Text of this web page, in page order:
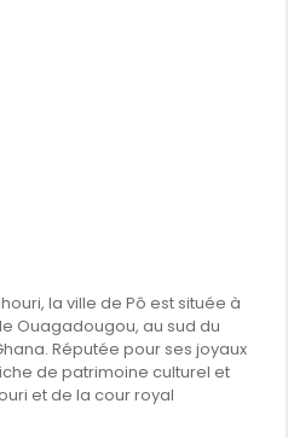
la ville de Pô est située à
Ouagadougou, au sud du
Réputée pour ses joyaux
de patrimoine culturel et
et de la cour royal